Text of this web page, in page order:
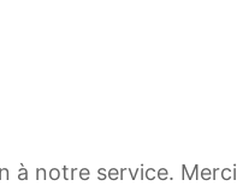
à notre service. Merci